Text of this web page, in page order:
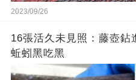
2023/09/26
16張活久未見照：藤壺鉆
蚯蚓黑吃黑